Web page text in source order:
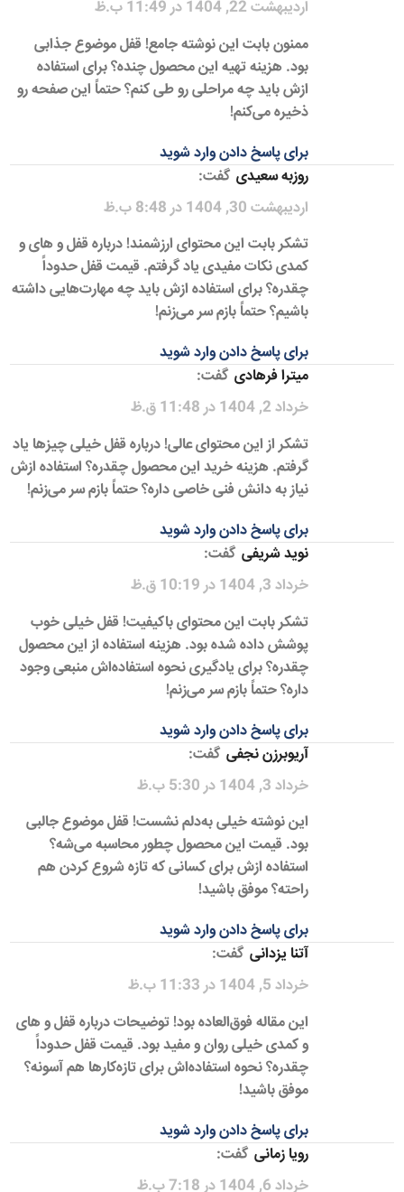
اردیبهشت 22, 1404 در 11:49 ب.ظ
ممنون بابت این نوشته جامع! قفل موضوع جذابی
بود. هزینه تهیه این محصول چنده؟ برای استفاده
ازش باید چه مراحلی رو طی کنم؟ حتماً این صفحه رو
ذخیره می‌کنم!
برای پاسخ دادن وارد شوید
روزبه سعیدی گفت:
اردیبهشت 30, 1404 در 8:48 ب.ظ
تشکر بابت این محتوای ارزشمند! درباره قفل و های و
کمدی نکات مفیدی یاد گرفتم. قیمت قفل حدوداً
چقدره؟ برای استفاده ازش باید چه مهارت‌هایی داشته
باشیم؟ حتماً بازم سر می‌زنم!
برای پاسخ دادن وارد شوید
میترا فرهادی گفت:
خرداد 2, 1404 در 11:48 ق.ظ
تشکر از این محتوای عالی! درباره قفل خیلی چیزها یاد
گرفتم. هزینه خرید این محصول چقدره؟ استفاده ازش
نیاز به دانش فنی خاصی داره؟ حتماً بازم سر می‌زنم!
برای پاسخ دادن وارد شوید
نوید شریفی گفت:
خرداد 3, 1404 در 10:19 ق.ظ
تشکر بابت این محتوای باکیفیت! قفل خیلی خوب
پوشش داده شده بود. هزینه استفاده از این محصول
چقدره؟ برای یادگیری نحوه استفاده‌اش منبعی وجود
داره؟ حتماً بازم سر می‌زنم!
برای پاسخ دادن وارد شوید
آریوبرزن نجفی گفت:
خرداد 3, 1404 در 5:30 ب.ظ
این نوشته خیلی به‌دلم نشست! قفل موضوع جالبی
بود. قیمت این محصول چطور محاسبه می‌شه؟
استفاده ازش برای کسانی که تازه شروع کردن هم
راحته؟ موفق باشید!
برای پاسخ دادن وارد شوید
آتنا یزدانی گفت:
خرداد 5, 1404 در 11:33 ب.ظ
این مقاله فوق‌العاده بود! توضیحات درباره قفل و های
و کمدی خیلی روان و مفید بود. قیمت قفل حدوداً
چقدره؟ نحوه استفاده‌اش برای تازه‌کارها هم آسونه؟
موفق باشید!
برای پاسخ دادن وارد شوید
رویا زمانی گفت:
خرداد 6, 1404 در 7:18 ب.ظ